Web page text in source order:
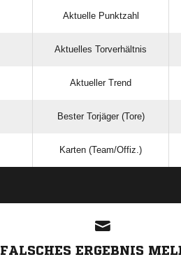
Aktuelle Punktzahl
Aktuelles Torverhältnis
Aktueller Trend
Bester Torjäger (Tore)
Karten (Team/Offiz.)
FALSCHES ERGEBNIS